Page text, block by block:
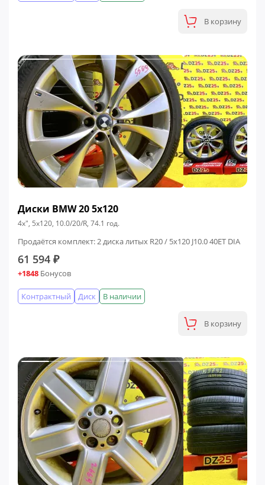
В корзину
Диски BMW 20 5x120
4x", 5x120, 10.0/20/R, 74.1 год.
Продаётся комплект: 2 диска литых R20 / 5x120 J10.0 40ET DIA
61 594 ₽
+1848 Бонусов
В наличии
Диск
Контрактный
В корзину